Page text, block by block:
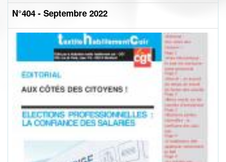
N°404 - Septembre 2022